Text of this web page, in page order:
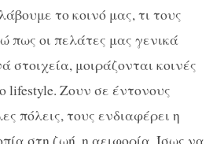
το κοινό μας, τι τους
πως οι πελάτες μας γενικά
στοιχεία, μοιράζονται κοινές
lifestyle. Ζουν σε έντονους
πόλεις, τους ενδιαφέρει η